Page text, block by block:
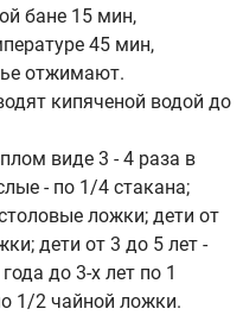
бане 15 мин,
45 мин,
отжимают.
кипяченой водой до
виде 3 - 4 раза в
- по 1/4 стакана;
ложки; дети от
дети от 3 до 5 лет -
до 3-х лет по 1
1/2 чайной ложки.